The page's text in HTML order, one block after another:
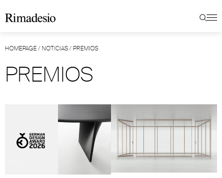
HOMEPAGE/ NOTICIAS/ PREMIOS
PREMIOS